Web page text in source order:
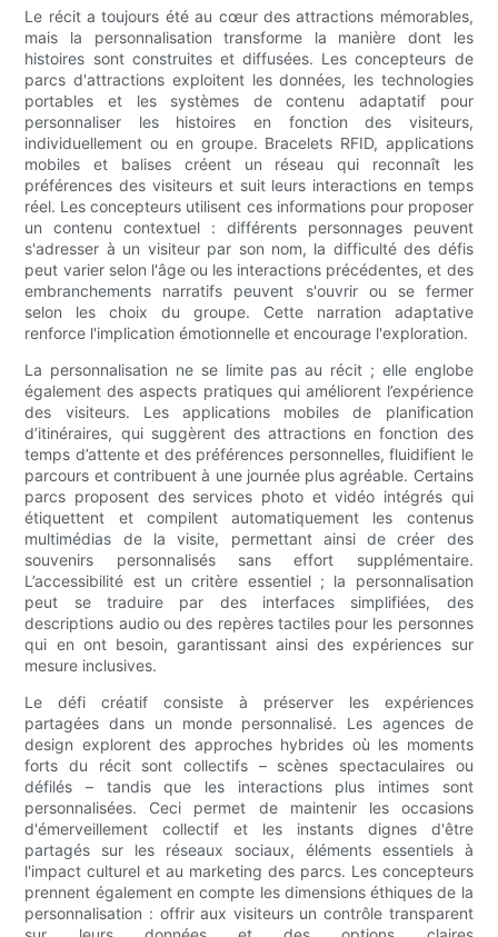
Le récit a toujours été au cœur des attractions mémorables,
mais la personnalisation transforme la manière dont les
histoires sont construites et diffusées. Les concepteurs de
parcs d'attractions exploitent les données, les technologies
portables et les systèmes de contenu adaptatif pour
personnaliser les histoires en fonction des visiteurs,
individuellement ou en groupe. Bracelets RFID, applications
mobiles et balises créent un réseau qui reconnaît les
préférences des visiteurs et suit leurs interactions en temps
réel. Les concepteurs utilisent ces informations pour proposer
un contenu contextuel : différents personnages peuvent
s'adresser à un visiteur par son nom, la difficulté des défis
peut varier selon l'âge ou les interactions précédentes, et des
embranchements narratifs peuvent s'ouvrir ou se fermer
selon les choix du groupe. Cette narration adaptative
renforce l'implication émotionnelle et encourage l'exploration.
La personnalisation ne se limite pas au récit ; elle englobe
également des aspects pratiques qui améliorent l’expérience
des visiteurs. Les applications mobiles de planification
d’itinéraires, qui suggèrent des attractions en fonction des
temps d’attente et des préférences personnelles, fluidifient le
parcours et contribuent à une journée plus agréable. Certains
parcs proposent des services photo et vidéo intégrés qui
étiquettent et compilent automatiquement les contenus
multimédias de la visite, permettant ainsi de créer des
souvenirs personnalisés sans effort supplémentaire.
L’accessibilité est un critère essentiel ; la personnalisation
peut se traduire par des interfaces simplifiées, des
descriptions audio ou des repères tactiles pour les personnes
qui en ont besoin, garantissant ainsi des expériences sur
mesure inclusives.
Le défi créatif consiste à préserver les expériences
partagées dans un monde personnalisé. Les agences de
design explorent des approches hybrides où les moments
forts du récit sont collectifs – scènes spectaculaires ou
défilés – tandis que les interactions plus intimes sont
personnalisées. Ceci permet de maintenir les occasions
d'émerveillement collectif et les instants dignes d'être
partagés sur les réseaux sociaux, éléments essentiels à
l'impact culturel et au marketing des parcs. Les concepteurs
prennent également en compte les dimensions éthiques de la
personnalisation : offrir aux visiteurs un contrôle transparent